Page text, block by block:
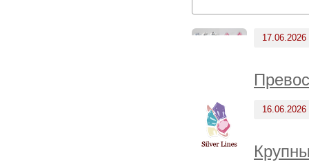
17.06.2026
16.06.2026